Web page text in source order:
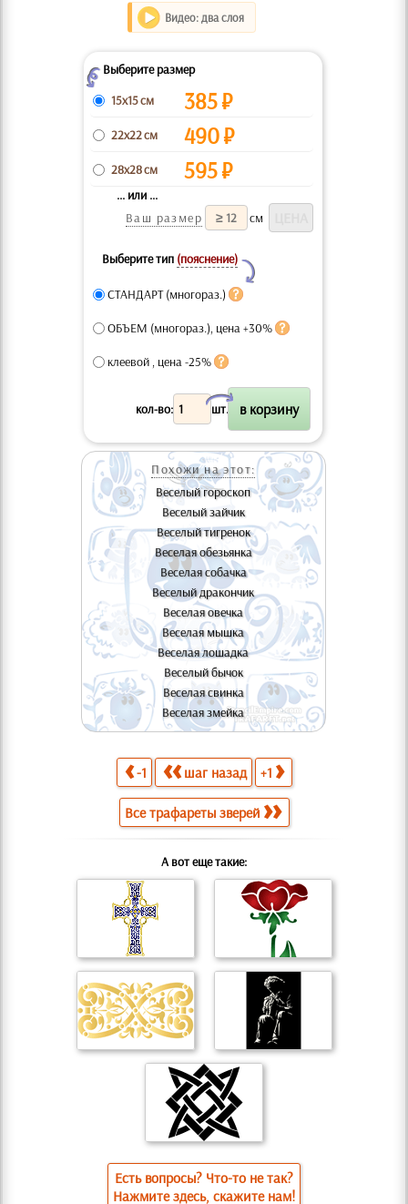
Видео: два слоя
ZВыберите размер
15x15 см
385₽
22x22 см 490₽
28x28 см 595₽
... или ...
Ваш размер
см
Выберите тип (пояснение)
Y
СТАНДАРТ (многораз.)
ОБЪЕМ (многораз.), цена +30%
клеевой , цена -25%
кол-во: шт.
X
Похожи на этот:
Веселый гороскоп
Веселый зайчик
Веселый тигренок
Веселая обезьянка
Веселая собачка
Веселый дракончик
Веселая овечка
Веселая мышка
Веселая лошадка
Веселый бычок
Веселая свинка
Веселая змейка
-1 шаг назад +1
Все трафареты зверей
А вот еще такие:
Есть вопросы? Что-то не так?
Нажмите здесь, скажите нам!